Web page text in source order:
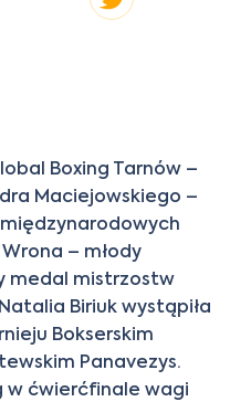
Boxing Tarnów –
Maciejowskiego –
– młody
medal mistrzostw
Biriuk wystąpiła
Bokserskim
Panavezys.
w ćwierćfinale wagi